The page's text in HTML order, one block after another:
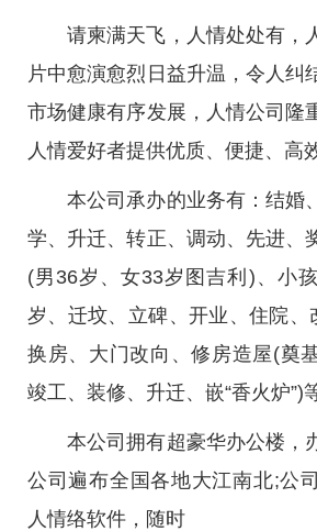
请柬满天飞，人情处处有，
片中愈演愈烈日益升温，令人纠
市场健康有序发展，人情公司隆
人情爱好者提供优质、便捷、高
本公司承办的业务有：结婚
学、升迁、转正、调动、先进、
(男36岁、女33岁图吉利)、小
岁、迁坟、立碑、开业、住院、
换房、大门改向、修房造屋(奠
竣工、装修、升迁、嵌“香火炉”)
本公司拥有超豪华办公楼，
公司遍布全国各地大江南北;公
人情络软件，随时